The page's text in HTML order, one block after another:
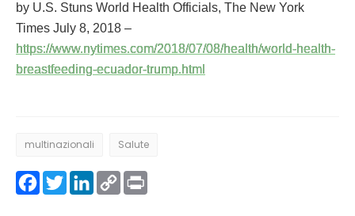
by U.S. Stuns World Health Officials, The New York
Times July 8, 2018 –
https://www.nytimes.com/2018/07/08/health/world-health-
breastfeeding-ecuador-trump.html
multinazionali Salute
Facebook
Twitter
LinkedIn
Copy